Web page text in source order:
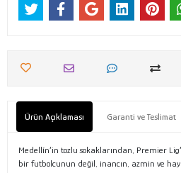
Ürün Açıklaması Garanti ve Teslimat
Medellín’in tozlu sokaklarından, Premier
bir futbolcunun değil, inancın, azmin ve